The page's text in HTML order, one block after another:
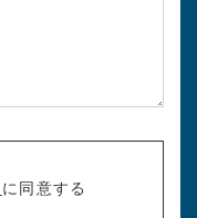
に同意する